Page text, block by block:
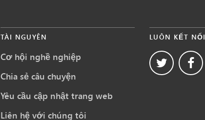
TÀI NGUYÊN
Cơ hội nghề nghiệp
Chia sẻ câu chuyện
Yêu cầu cập nhật trang web
Liên hệ với chúng tôi
LUÔN KẾT NỐI